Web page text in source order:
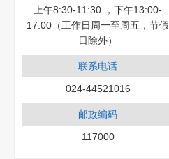
上午8:30-11:30 ，下午13:00-
17:00（工作日周一至周五，节假
日除外）
联系电话
024-44521016
邮政编码
117000